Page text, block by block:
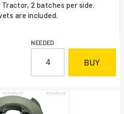
Tractor, 2 batches per side.
are included.
NEEDED
BUY